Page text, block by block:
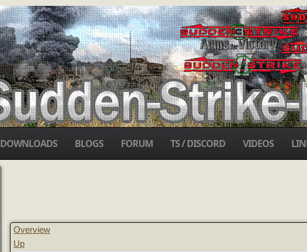
DOWNLOADS BLOGS FORUM TS / DISCORD VIDEOS
Overview
Up